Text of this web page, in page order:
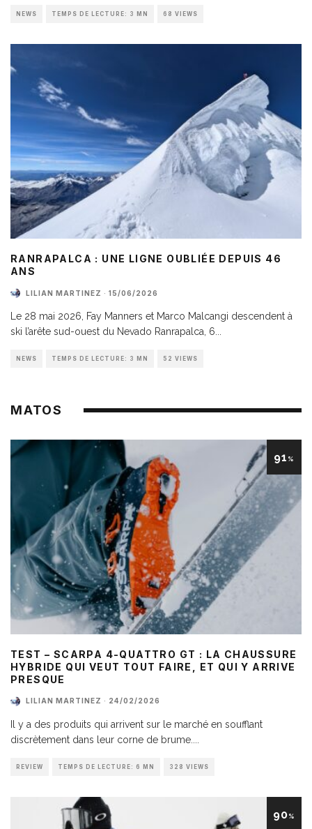
NEWS TEMPS DE LECTURE: 3 MN 68 VIEWS
RANRAPALCA : UNE LIGNE OUBLIÉE DEPUIS 46
ANS
LILIAN MARTINEZ · 15/06/2026
Le 28 mai 2026, Fay Manners et Marco Malcangi descendent à
ski l’arête sud-ouest du Nevado Ranrapalca, 6
NEWS TEMPS DE LECTURE: 3 MN 52 VIEWS
MATOS
91 %
TEST – SCARPA 4-QUATTRO GT : LA CHAUSSURE
HYBRIDE QUI VEUT TOUT FAIRE, ET QUI Y ARRIVE
PRESQUE
LILIAN MARTINEZ · 24/02/2026
Il y a des produits qui arrivent sur le marché en soufflant
discrètement dans leur corne de brume.
REVIEW TEMPS DE LECTURE: 6 MN 328 VIEWS
90%